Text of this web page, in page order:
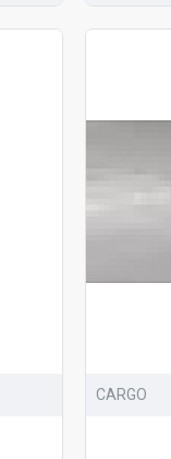
CARGO